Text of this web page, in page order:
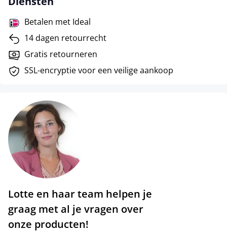
Betalen met Ideal
14 dagen retourrecht
Gratis retourneren
SSL-encryptie voor een veilige aankoop
Lotte en haar team helpen je
graag met al je vragen over
onze producten!